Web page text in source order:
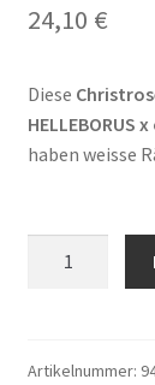
basierend auf
rtung
24,10 €
Diese
HELLEBORUS
haben weisse
Red
Artikelnummer: